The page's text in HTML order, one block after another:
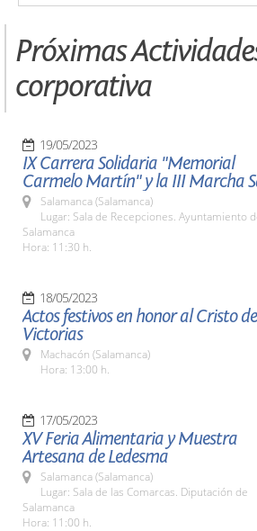
Próximas
corporativa
19/05/2023
IX Carrera Solidaria "Memorial
Carmelo Martín" y la III Marcha
Salamanca (Salamanca)
Lugar: Sala de Recepciones. Ayuntamiento
Salamanca
Hora: 11:30 h.
18/05/2023
Actos festivos en honor al Cristo
Victorias
Machacón (Salamanca)
Hora: 13:00 h.
17/05/2023
XV Feria Alimentaria y Muestra
Artesana de Ledesma
Salamanca (Salamanca)
Lugar: Sala de las Comarcas. Diputación de
Salamanca
Hora: 11:00 h.